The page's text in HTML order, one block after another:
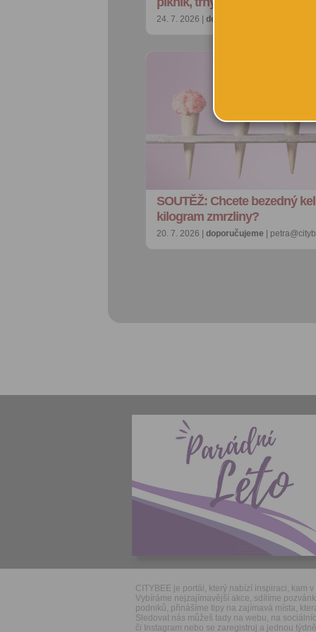
24. 7. 2026 | doporučujeme
SOUTĚŽ: Chcete bezedný
kilogram zmrzliny?
20. 7. 2026 | doporučujeme |
CITYBEE je portál, který nabízí inspiraci, kam v
Vybíráme nejzajímavější akce, sdílíme
podniků, přinášíme tipy na zajímavá místa,
Sledovat nás můžeš tady na webu, na
či Instagram nebo se zaregistruj a jednou